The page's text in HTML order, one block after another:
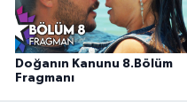
Doğanın Kanunu 8.Bölüm
Fragmanı